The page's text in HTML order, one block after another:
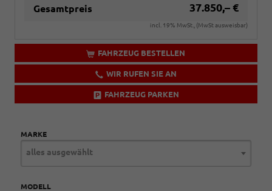
Gesamtpreis 37.850,– €
incl. 19% MwSt., (MwSt ausweisbar)
FAHRZEUG BESTELLEN
WIR RUFEN SIE AN
FAHRZEUG PARKEN
MARKE
alles ausgewählt
MODELL